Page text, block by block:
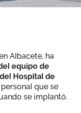
Albacete, ha
equipo de
Hospital de
que se
se implantó.